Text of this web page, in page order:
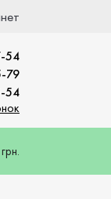
54
79
54